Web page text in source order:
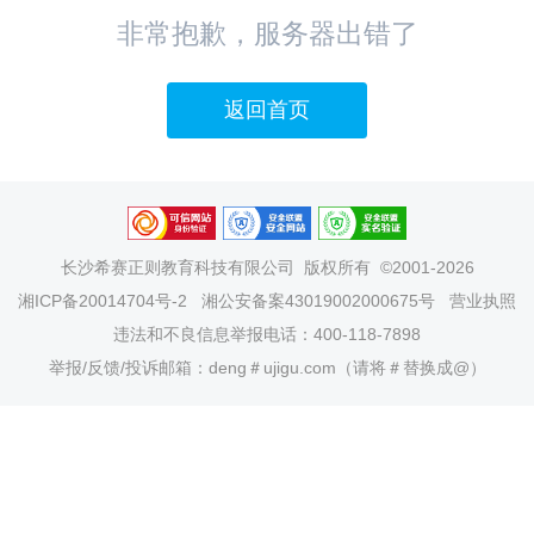
非常抱歉，服务器出错了
返回首页
长沙希赛正则教育科技有限公司
版权所有 ©2001-2026
湘ICP备20014704号-2
湘公安备案43019002000675号
营业执照
违法和不良信息举报电话：400-118-7898
举报/反馈/投诉邮箱：deng＃ujigu.com（请将＃替换成@）